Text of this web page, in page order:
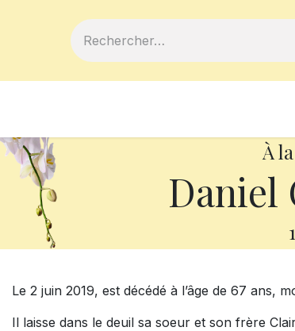
À
Daniel
Le 2 juin 2019, est décédé à l’âge de 67 ans,
Il laisse dans le deuil sa soeur et son frère